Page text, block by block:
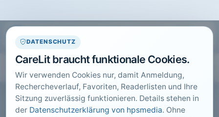
DATENSCHUTZ
CareLit braucht funktionale Cookies.
Wir verwenden Cookies nur, damit Anmeldung,
Rechercheverlauf, Favoriten, Readerlisten und Ihre
Sitzung zuverlässig funktionieren. Details stehen in
der Datenschutzerklärung von hpsmedia. Ohne